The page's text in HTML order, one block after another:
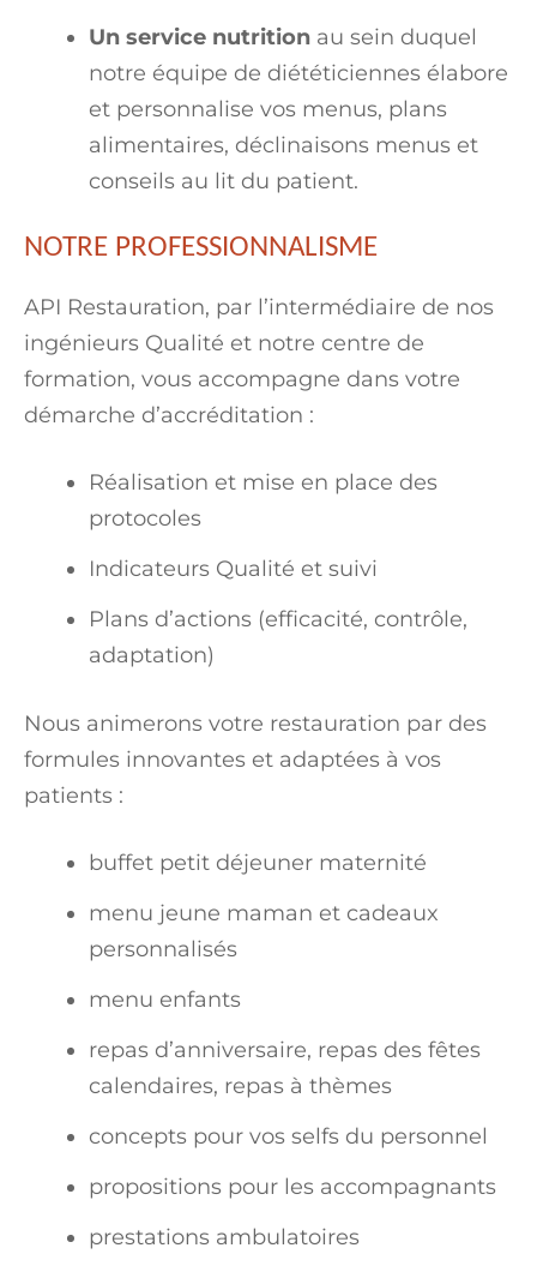
Un service nutrition au sein duquel
notre équipe de diététiciennes élabore
et personnalise vos menus, plans
alimentaires, déclinaisons menus et
conseils au lit du patient.
NOTRE PROFESSIONNALISME
API Restauration, par l’intermédiaire de nos
ingénieurs Qualité et notre centre de
formation, vous accompagne dans votre
démarche d’accréditation :
Réalisation et mise en place des
protocoles
Indicateurs Qualité et suivi
Plans d’actions (efficacité, contrôle,
adaptation)
Nous animerons votre restauration par des
formules innovantes et adaptées à vos
patients :
buffet petit déjeuner maternité
menu jeune maman et cadeaux
personnalisés
menu enfants
repas d’anniversaire, repas des fêtes
calendaires, repas à thèmes
concepts pour vos selfs du personnel
propositions pour les accompagnants
prestations ambulatoires